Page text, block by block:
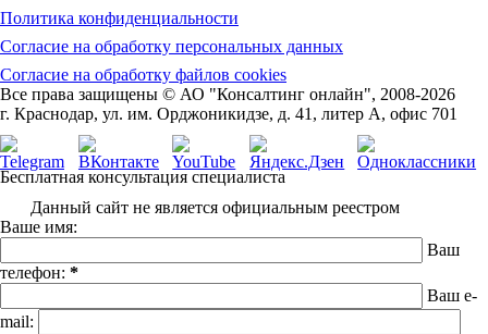
Политика конфиденциальности
Согласие на обработку персональных данных
Согласие на обработку файлов cookies
Все права защищены © АО "Консалтинг онлайн", 2008-2026
г. Краснодар, ул. им. Орджоникидзе, д. 41, литер А, офис 701
Бесплатная консультация специалиста
Данный сайт не является официальным реестром
Ваше имя:
Ваш
телефон: *
Ваш e-
mail: